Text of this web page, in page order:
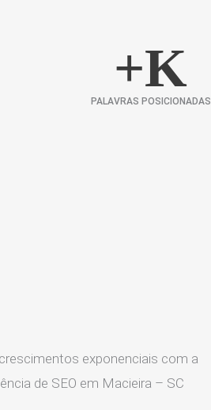
+K
PALAVRAS POSICIONADAS
exponenciais com a
de SEO em Macieira – SC